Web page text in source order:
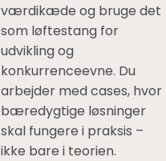
værdikæde og bruge det
som løftestang for
udvikling og
konkurrenceevne. Du
arbejder med cases, hvor
bæredygtige løsninger
skal fungere i praksis –
ikke bare i teorien.